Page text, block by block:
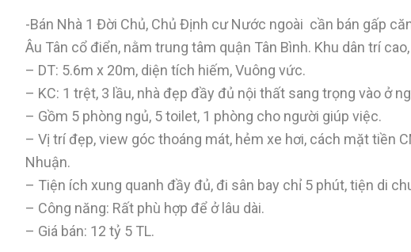
-Bán Nhà 1 Đời Chủ, Chủ Định cư Nước ngoài cần bán gấp
Âu Tân cổ điển, nằm trung tâm quận Tân Bình. Khu dân trí
– DT: 5.6m x 20m, diện tích hiếm, Vuông vức.
– KC: 1 trệt, 3 lầu, nhà đẹp đầy đủ nội thất sang trọng vào ở
– Gồm 5 phòng ngủ, 5 toilet, 1 phòng cho người giúp việc.
– Vị trí đẹp, view góc thoáng mát, hẻm xe hơi, cách mặt tiền
Nhuận.
– Tiện ích xung quanh đầy đủ, đi sân bay chỉ 5 phút, tiện di
– Công năng: Rất phù hợp để ở lâu dài.
– Giá bán: 12 tỷ 5 TL.